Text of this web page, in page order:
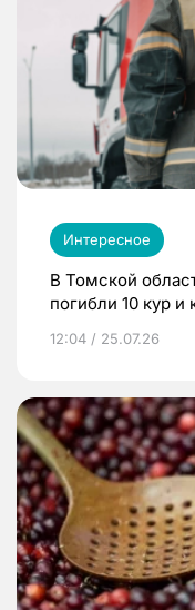
Интересное
В Томской
погибли 10 кур и
12:04 / 25.07.26